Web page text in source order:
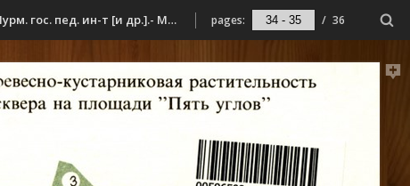
Историко-природный маршрут в центре Мурманска / Мурм. обл. и гор. ком. охраны окружающей среды и природ. ресурсов РФ, Мурм. гос. пед. ин-т [и др.].- Мурманск : [б. и.], 1993. - 30, [2] с. : ил. pages: / 36